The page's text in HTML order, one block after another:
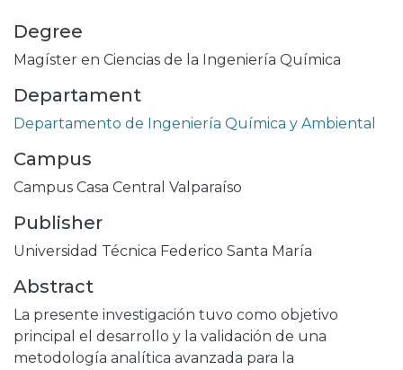
Degree
Magíster en Ciencias de la Ingeniería Química
Departament
Departamento de Ingeniería Química y Ambiental
Campus
Campus Casa Central Valparaíso
Publisher
Universidad Técnica Federico Santa María
Abstract
La presente investigación tuvo como objetivo
principal el desarrollo y la validación de una
metodología analítica avanzada para la